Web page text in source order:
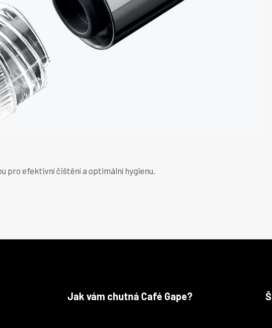
pro efektivní čištění a optimální hygienu.
Jak vám chutná Café Gape?